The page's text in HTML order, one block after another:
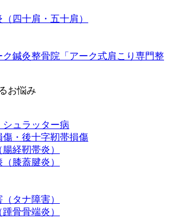
四十肩・五十肩）
ク鍼灸整骨院「アーク式肩こり専門整
お悩み
シュラッター病
傷・後十字靭帯損傷
経靭帯炎）
膝蓋腱炎）
タナ障害）
骨骨端炎）